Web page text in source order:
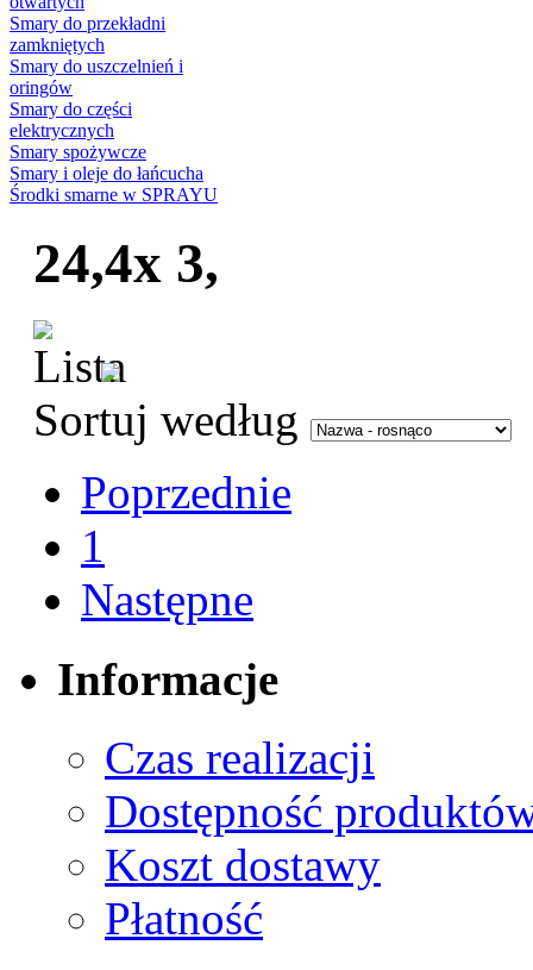
Smary do przekładni
zamkniętych
Smary do uszczelnień i
oringów
Smary do części
elektrycznych
Smary spożywcze
Smary i oleje do łańcucha
Środki smarne w SPRAYU
24,4x 3,
Sortuj według
Poprzednie
1
Następne
Informacje
Czas realizacji
Dostępność
Koszt dostawy
Płatność